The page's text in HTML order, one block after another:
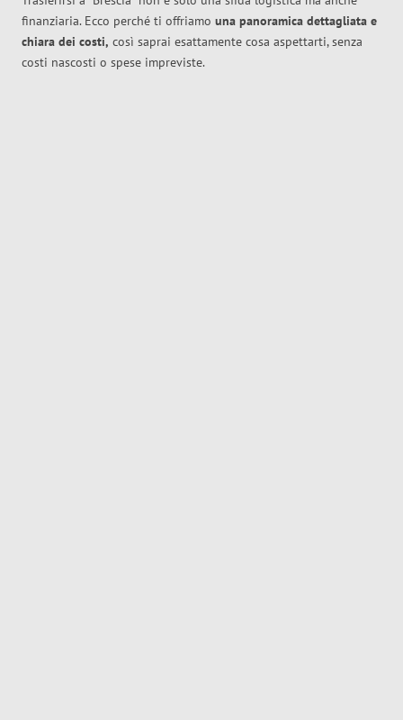
finanziaria. Ecco perché ti offriamo una panoramica dettagliata e
chiara dei costi, così saprai esattamente cosa aspettarti, senza
costi nascosti o spese impreviste.